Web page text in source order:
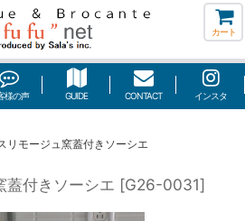
カート
様の声 GUIDE CONTACT インスタ
リモージュ窯蓋付きソーシエ
蓋付きソーシエ [G26-0031]